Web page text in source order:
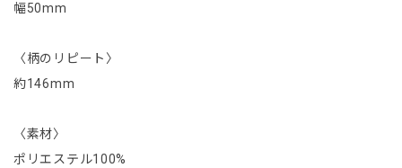
幅50mm
〈柄のリピート〉
約146mm
〈素材〉
ポリエステル100%